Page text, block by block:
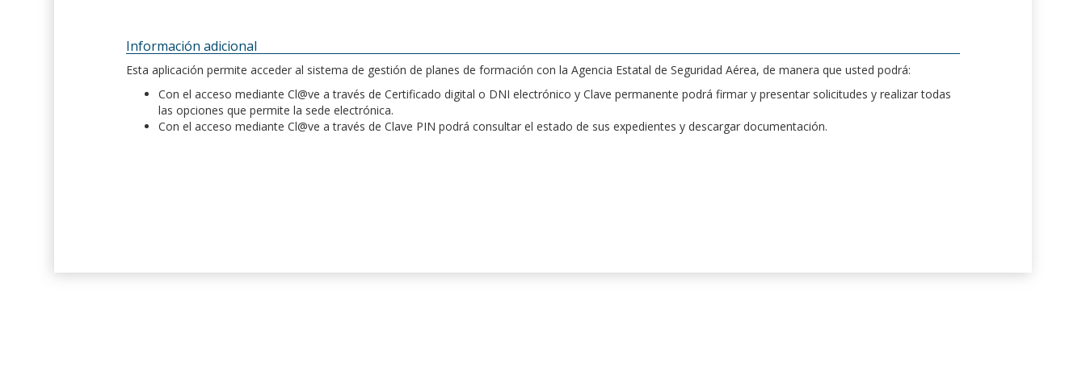
Información adicional
Esta aplicación permite acceder al sistema de gestión de planes de formación con la Agencia Estatal de Seguridad Aérea, de manera que usted podrá:
Con el acceso mediante Cl@ve a través de Certificado digital o DNI electrónico y Clave permanente podrá firmar y presentar solicitudes y realizar todas
las opciones que permite la sede electrónica.
Con el acceso mediante Cl@ve a través de Clave PIN podrá consultar el estado de sus expedientes y descargar documentación.